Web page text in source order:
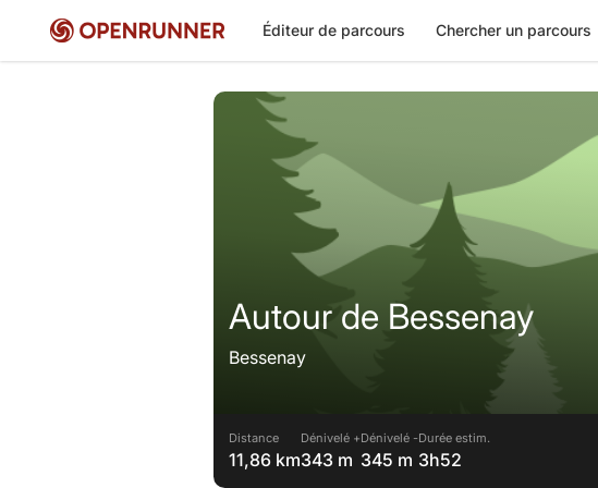
Éditeur de parcours Chercher un parcours
Autour de Bessenay
Bessenay
Distance
11,86 km
Dénivelé +
343 m
Dénivelé -
345 m
Durée estim.
3h52